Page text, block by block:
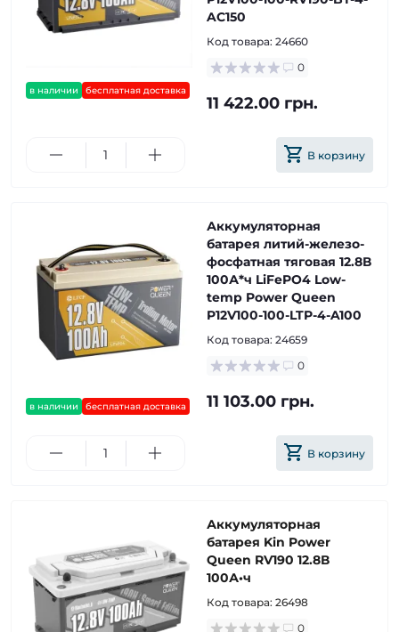
в наличии бесплатная доставка
AC150
Код товара: 24660
0
11 422.00 грн.
В корзину
в наличии бесплатная доставка
Аккумуляторная
батарея литий-железо-
фосфатная тяговая 12.8В
100А*ч LiFePO4 Low-
temp Power Queen
P12V100-100-LTP-4-A100
Код товара: 24659
0
11 103.00 грн.
В корзину
Аккумуляторная
батарея Kin Power
Queen RV190 12.8В
100А•ч
Код товара: 26498
0